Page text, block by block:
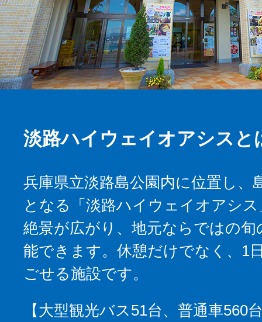
淡路ハイウェイオアシスと
兵庫県立淡路島公園内に位置し、
となる「淡路ハイウェイオアシ
絶景が広がり、地元ならではの旬
能できます。休憩だけでなく、1
ごせる施設です。
【大型観光バス51台、普通車560